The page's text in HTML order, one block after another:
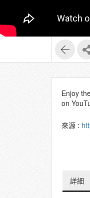
Enjoy
on
來源 :
詳細